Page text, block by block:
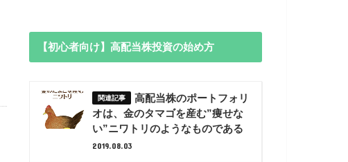
【初心者向け】高配当株投資の始め方
高配当株のポートフォリ
オは、金のタマゴを産む”痩せな
い”ニワトリのようなものである
2019.08.03